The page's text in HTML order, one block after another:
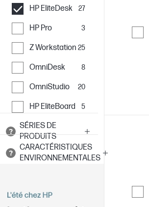
HP EliteDesk 27
HP Pro 3
Z Workstation 25
OmniDesk 8
OmniStudio 20
HP EliteBoard 5
SÉRIES DE
PRODUITS
CARACTÉRISTIQUES
ENVIRONNEMENTALES